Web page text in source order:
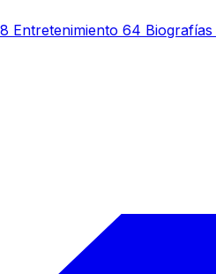
Entretenimiento 64 Biografías